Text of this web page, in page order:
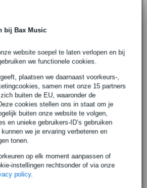
bij Bax Music
website soepel te laten verlopen en bij
we functionele cookies.
plaatsen we daarnaast voorkeurs-,
samen met onze 15 partners
buiten de EU, waaronder de
cookies stellen ons in staat om je
buiten onze website te volgen,
en unieke gebruikers-ID’s gebruiken
we je ervaring verbeteren en
tonen.
op elk moment aanpassen of
instellingen rechtsonder of via onze
policy.
Sunburst
(spruce)
toonhout